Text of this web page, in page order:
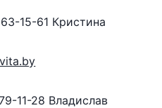
15-61 Кристина
11-28 Владислав